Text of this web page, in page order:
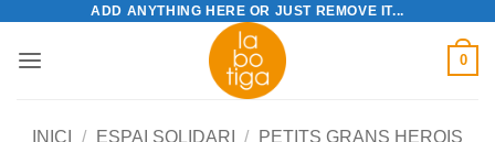
content
ADD ANYTHING HERE OR JUST REMOVE IT...
0
INICI / ESPAI SOLIDARI / PETITS GRANS HEROIS